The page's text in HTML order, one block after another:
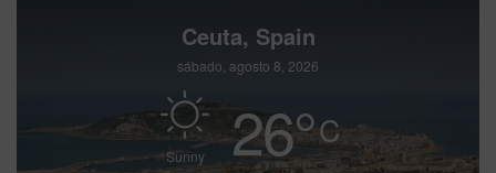
Ceuta, Spain
sábado, agosto 8, 2026
Sunny 26°C